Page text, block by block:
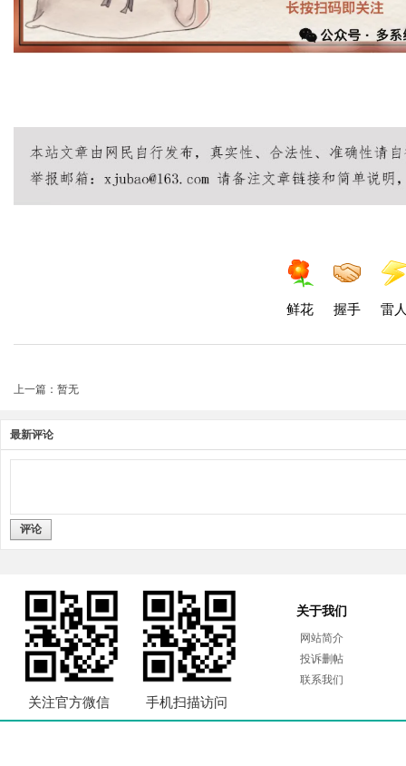
鲜花 握手 雷
上一篇：暂无
最新评论
评论
关注官方微信 手机扫描访问
关于我们
网站简介
投诉删帖
联系我们